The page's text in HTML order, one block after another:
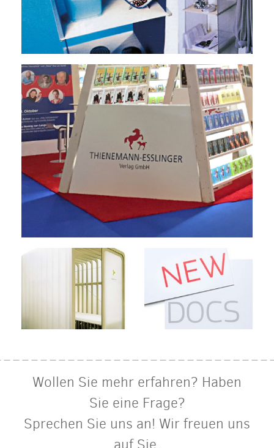
Wollen Sie mehr erfahren? Haben
Sie eine Frage?
Sprechen Sie uns an! Wir freuen uns